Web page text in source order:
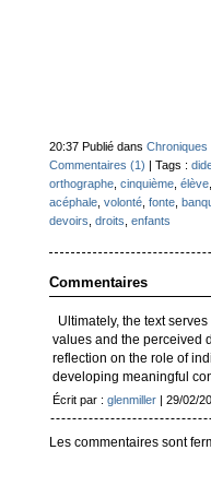
20:37 Publié dans Chroniques
Commentaires (1) | Tags :
orthographe, cinquième, élève
acéphale, volonté, fonte,
devoirs droits enfants
Commentaires
Ultimately, the text
values and the perceived
reflection on the role of
developing meaningful
Écrit par : glenmiller| 29/02/
Les commentaires sont